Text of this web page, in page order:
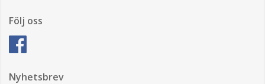
Följ oss
Nyhetsbrev